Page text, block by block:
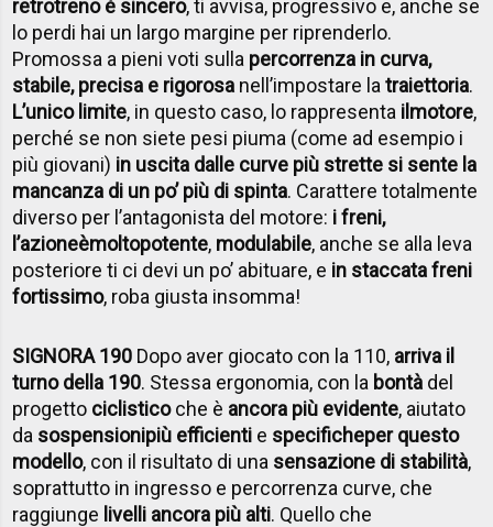
retrotreno è sincero, ti avvisa, progressivo e, anche se
lo perdi hai un largo margine per riprenderlo.
Promossa a pieni voti sulla percorrenza in curva,
stabile, precisa e rigorosa nell’impostare latraiettoria.
L’unico limite, in questo caso, lo rappresenta ilmotore,
perché se non siete pesi piuma (come ad esempio i
più giovani) in uscita dalle curve più strette si sente la
mancanza di un po’ più di spinta. Carattere totalmente
diverso per l’antagonista del motore: i freni,
l’azioneèmoltopotente, modulabile, anche se alla leva
posteriore ti ci devi un po’ abituare, e in staccata freni
fortissimo, roba giusta insomma!
SIGNORA 190 Dopo aver giocato con la 110, arriva il
turno della 190. Stessa ergonomia, con la bontà del
progetto ciclisticoche è ancora più evidente, aiutato
da sospensionipiù efficienti e specificheper questo
modello, con il risultato di una sensazione di stabilità,
soprattutto in ingresso e percorrenza curve, che
raggiunge livelli ancora più alti. Quello che